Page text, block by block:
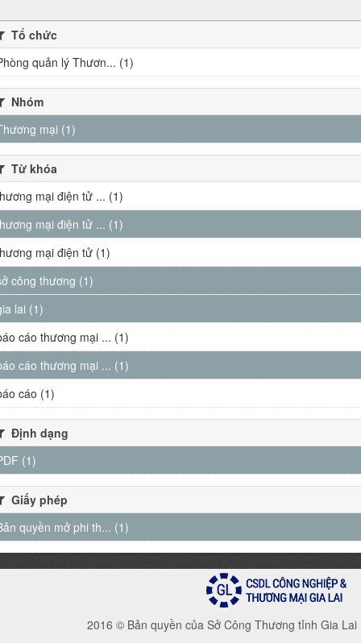
Tổ chức
quản lý Thươn... (1)
Nhóm
mại (1)
Từ khóa
mại điện tử ... (1)
mại điện tử ... (1)
mại điện tử (1)
công thương (1)
lai (1)
cáo thương mại ... (1)
cáo thương mại ... (1)
cáo (1)
Định dạng
(1)
Giấy phép
quyền mở phi th... (1)
2016 © Bản quyền của Sở Công Thương tỉnh Gia Lai